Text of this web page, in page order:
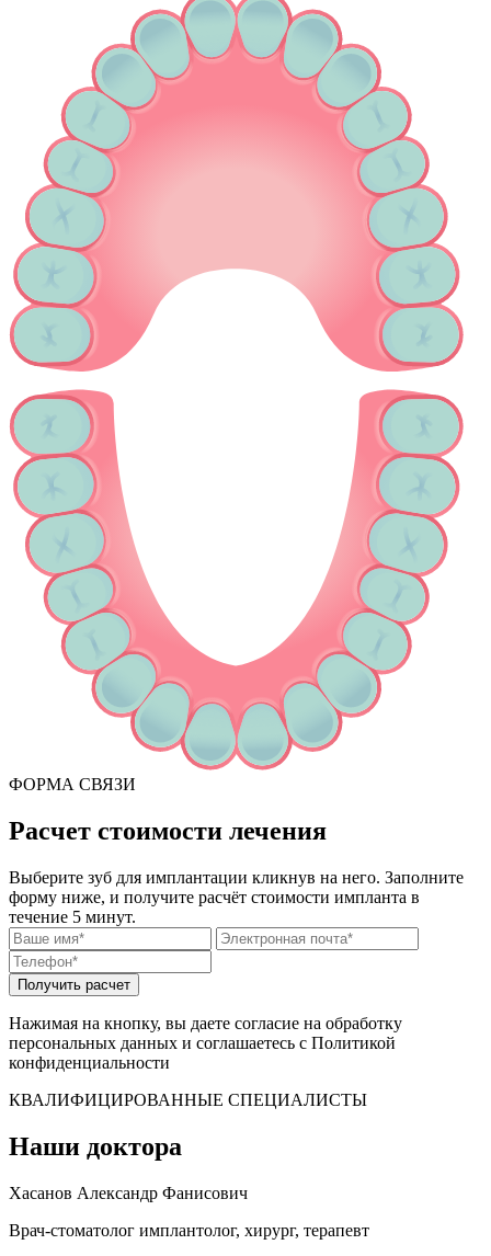
ФОРМА СВЯЗИ
Расчет стоимости лечения
Выберите зуб для имплантации кликнув на него. Заполните
форму ниже, и получите расчёт стоимости импланта в
течение 5 минут.
Получить расчет
Нажимая на кнопку, вы даете согласие на обработку
персональных данных и соглашаетесь c Политикой
конфиденциальности
КВАЛИФИЦИРОВАННЫЕ СПЕЦИАЛИСТЫ
Наши доктора
Хасанов Александр Фанисович
Врач-стоматолог имплантолог, хирург, терапевт